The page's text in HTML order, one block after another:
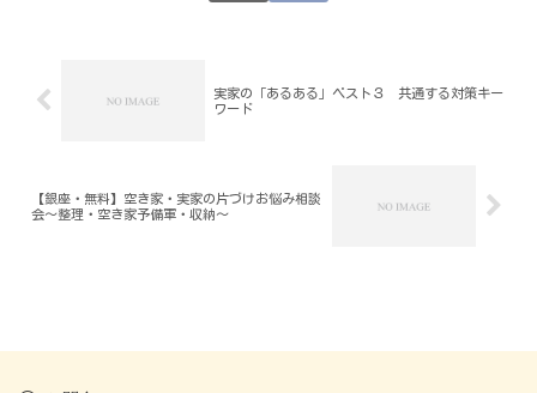
実家の「あるある」ベスト３ 共通する対策キー
ワード
【銀座・無料】空き家・実家の片づけお悩み相談
会～整理・空き家予備軍・収納～